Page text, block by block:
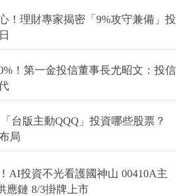
！理財專家揭密「9%攻守兼備」投
！第一金投信董事長尤昭文：投信
台版主動QQQ」投資哪些股票？
局
AI投資不光看護國神山 00410A主
應鏈 8/3掛牌上市